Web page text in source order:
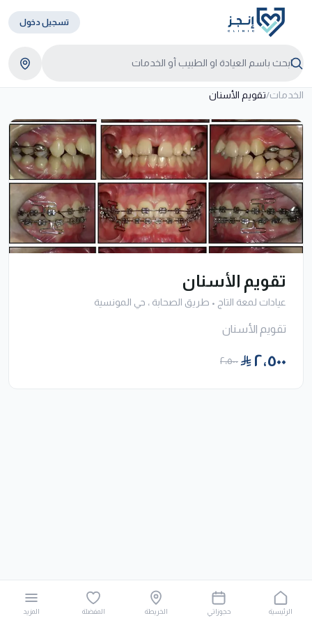
تسجيل دخول
الخدمات/تقويم الأسنان
تقويم الأسنان
عيادات لمعة التاج • طريق الصحابة ، حي المونسية
تقويم الأسنان
٢٬٥٠٠ ٢٬٥٠٠
الرئيسية حجوزاتي الخريطة المفضلة المزيد